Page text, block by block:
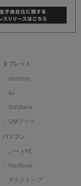
タブレット
docomo
au
SoftBank
SIMフリー
パソコン
ノートPC
MacBook
デスクトップ